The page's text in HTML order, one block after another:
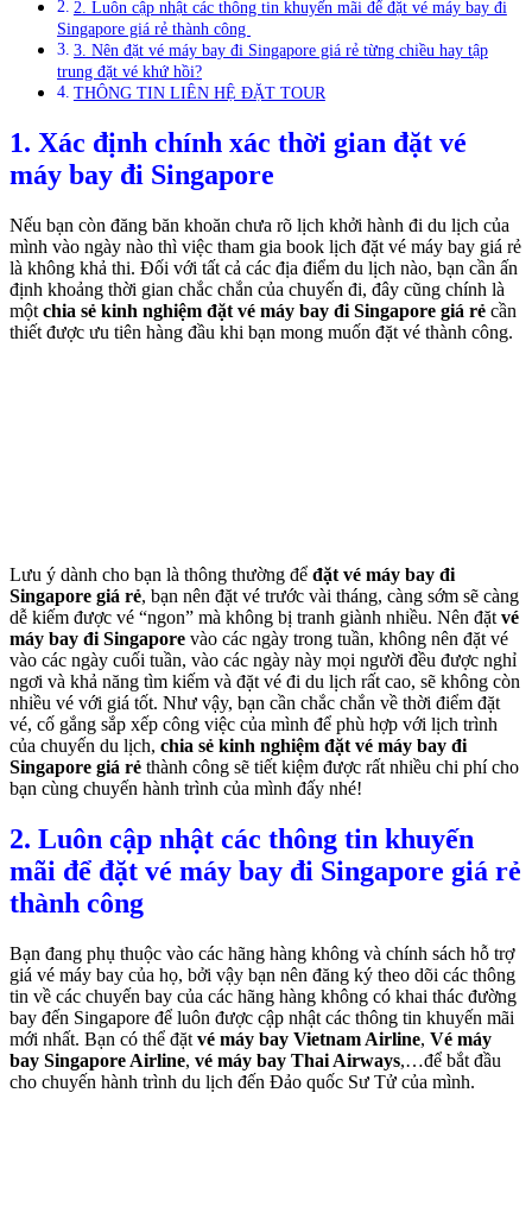
2. Luôn cập nhật các thông tin khuyến mãi để đặt vé máy bay đi
Singapore giá rẻ thành công
3. Nên đặt vé máy bay đi Singapore giá rẻ từng chiều hay tập
trung đặt vé khứ hồi?
THÔNG TIN LIÊN HỆ ĐẶT TOUR
1. Xác định chính xác thời gian đặt vé
máy bay đi Singapore
Nếu bạn còn đăng băn khoăn chưa rõ lịch khởi hành đi du lịch của
mình vào ngày nào thì việc tham gia book lịch đặt vé máy bay giá rẻ
là không khả thi. Đối với tất cả các địa điểm du lịch nào, bạn cần ấn
định khoảng thời gian chắc chắn của chuyến đi, đây cũng chính là
một chia sẻ kinh nghiệm đặt vé máy bay đi Singapore giá rẻ cần
thiết được ưu tiên hàng đầu khi bạn mong muốn đặt vé thành công.
Lưu ý dành cho bạn là thông thường để đặt vé máy bay đi
Singapore giá rẻ, bạn nên đặt vé trước vài tháng, càng sớm sẽ càng
dễ kiếm được vé “ngon” mà không bị tranh giành nhiều. Nên đặt vé
máy bay đi Singapore vào các ngày trong tuần, không nên đặt vé
vào các ngày cuối tuần, vào các ngày này mọi người đều được nghỉ
ngơi và khả năng tìm kiếm và đặt vé đi du lịch rất cao, sẽ không còn
nhiều vé với giá tốt. Như vậy, bạn cần chắc chắn về thời điểm đặt
vé, cố gắng sắp xếp công việc của mình để phù hợp với lịch trình
của chuyến du lịch, chia sẻ kinh nghiệm đặt vé máy bay đi
Singapore giá rẻ thành công sẽ tiết kiệm được rất nhiều chi phí cho
bạn cùng chuyến hành trình của mình đấy nhé!
2. Luôn cập nhật các thông tin khuyến
mãi để đặt vé máy bay đi Singapore giá rẻ
thành công
Bạn đang phụ thuộc vào các hãng hàng không và chính sách hỗ trợ
giá vé máy bay của họ, bởi vậy bạn nên đăng ký theo dõi các thông
tin về các chuyến bay của các hãng hàng không có khai thác đường
bay đến Singapore để luôn được cập nhật các thông tin khuyến mãi
mới nhất. Bạn có thể đặt vé máy bay Vietnam Airline, Vé máy
bay Singapore Airline, vé máy bay Thai Airways,…để bắt đầu
cho chuyến hành trình du lịch đến Đảo quốc Sư Tử của mình.